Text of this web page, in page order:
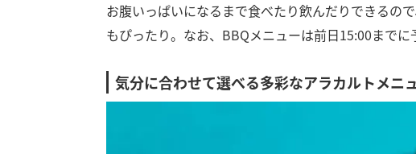
お腹いっぱいになるまで食べたり飲んだりできるの
もぴったり。なお、BBQメニューは前日15:00までに
気分に合わせて選べる多彩なアラカルトメニ